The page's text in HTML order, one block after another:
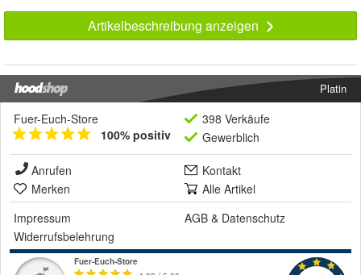
Artikelbeschreibung anzeigen
Platin
Fuer-Euch-Store
100% positiv
398 Verkäufe
Gewerblich
Anrufen
Kontakt
Merken
Alle Artikel
Impressum
AGB & Datenschutz
Widerrufsbelehrung